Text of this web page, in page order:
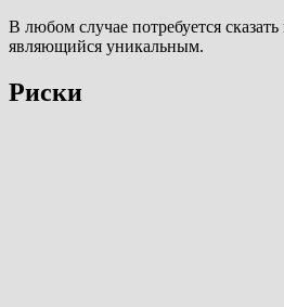
В любом случае потребуется
являющийся уникальным.
Риски